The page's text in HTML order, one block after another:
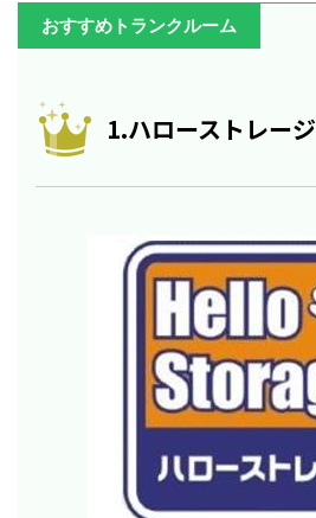
おすすめトランクルーム
1.ハローストレージ